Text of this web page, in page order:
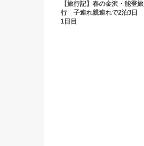
【旅行記】春の金沢・能登旅
行 子連れ親連れで2泊3日
1日目